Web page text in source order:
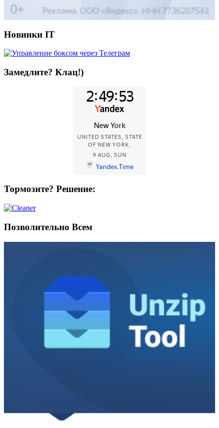
Новинки IT
Замедлите? Клац!)
Тормозите? Решение:
Позволительно Всем